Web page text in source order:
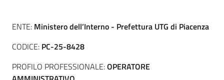
ENTE: Ministero dell’Interno - Prefettura UTG di Piacenza
CODICE: PC-25-8428
PROFILO PROFESSIONALE:OPERATORE